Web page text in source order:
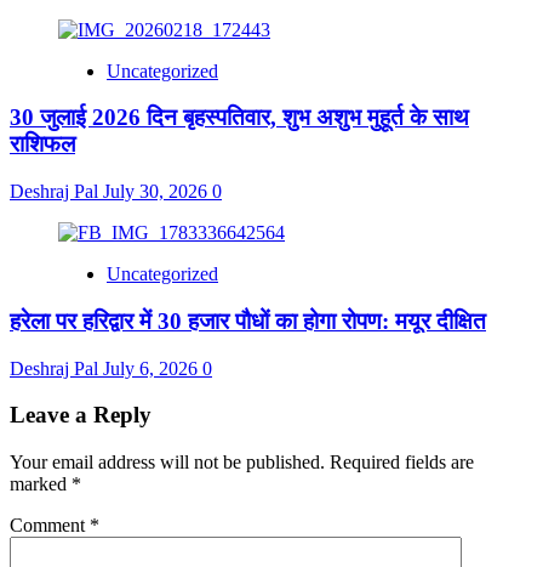
Uncategorized
30 जुलाई 2026 दिन बृहस्पतिवार, शुभ अशुभ मुहूर्त के साथ
राशिफल
Deshraj Pal July 30, 2026 0
Uncategorized
हरेला पर हरिद्वार में 30 हजार पौधों का होगा रोपण: मयूर दीक्षित
Deshraj Pal July 6, 2026 0
Leave a Reply
Your email address will not be published. Required fields are
marked *
Comment *